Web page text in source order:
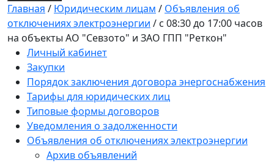
Главная / Юридическим лицам / Объявления об
отключениях электроэнергии / с 08:30 до 17:00 часов
на объекты АО "Севзото" и ЗАО ГПП "Реткон"
Личный кабинет
Закупки
Порядок заключения договора энергоснабжения
Тарифы для юридических лиц
Типовые формы договоров
Уведомления о задолженности
Объявления об отключениях электроэнергии
Архив объявлений